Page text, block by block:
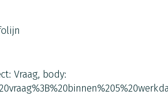
Vraag, body: